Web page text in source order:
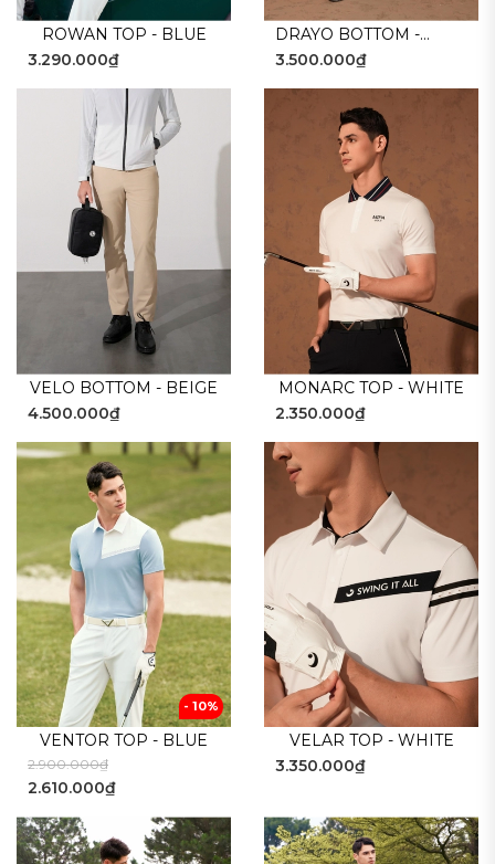
ROWAN TOP - BLUE
3.290.000₫
DRAYO BOTTOM -
NAVY
3.500.000₫
VELO BOTTOM - BEIGE
4.500.000₫
MONARC TOP - WHITE
2.350.000₫
- 10%
VENTOR TOP - BLUE
2.900.000₫
2.610.000₫
VELAR TOP - WHITE
3.350.000₫